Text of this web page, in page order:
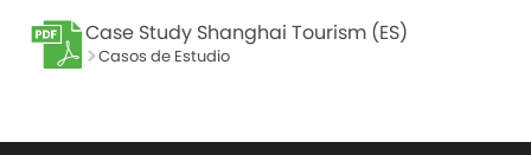
Case Study Shanghai Tourism (ES)
Casos de Estudio